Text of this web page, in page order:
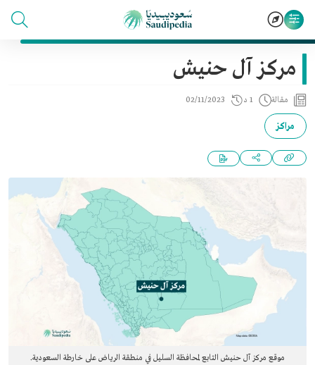
مركز آل حنيش
مقالة 1 د 02/11/2023
مراكز
موقع مركز آل حنيش التابع لمحافظة السليل في منطقة الرياض على خارطة السعودية.